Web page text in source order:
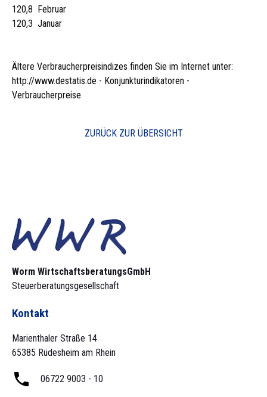
120,8 Februar
120,3 Januar
Ältere Verbraucherpreisindizes finden Sie im Internet unter:
http://www.destatis.de - Konjunkturindikatoren -
Verbraucherpreise
ZURÜCK ZUR ÜBERSICHT
Worm Wirtschaftsberatungs­GmbH
Steuerberatungsgesellschaft
Kontakt
Marienthaler Straße 14
65385 Rüdesheim am Rhein
06722 9003 - 10